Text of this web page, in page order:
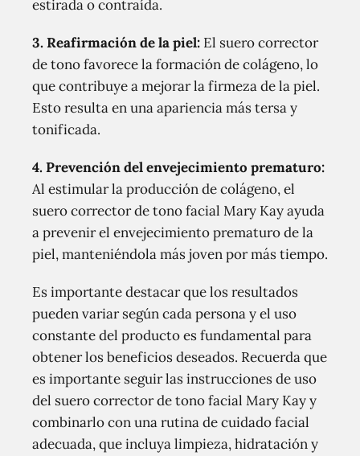
estirada o contraída.
3. Reafirmación de la piel: El suero corrector
de tono favorece la formación de colágeno, lo
que contribuye a mejorar la firmeza de la piel.
Esto resulta en una apariencia más tersa y
tonificada.
4. Prevención del envejecimiento prematuro:
Al estimular la producción de colágeno, el
suero corrector de tono facial Mary Kay ayuda
a prevenir el envejecimiento prematuro de la
piel, manteniéndola más joven por más tiempo.
Es importante destacar que los resultados
pueden variar según cada persona y el uso
constante del producto es fundamental para
obtener los beneficios deseados. Recuerda que
es importante seguir las instrucciones de uso
del suero corrector de tono facial Mary Kay y
combinarlo con una rutina de cuidado facial
adecuada, que incluya limpieza, hidratación y